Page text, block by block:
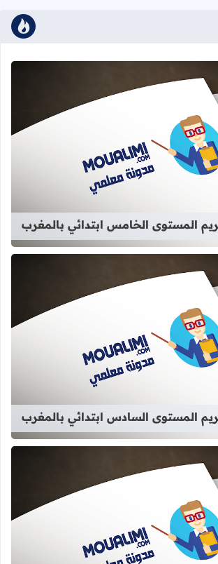
قراءة المزيد عن سور القرآن
المستوى الخامس ابتدائي بالمغرب
قراءة المزيد عن سور القرآن
المستوى السادس ابتدائي بالمغرب
قراءة المزيد عن سور القرآن الكريم